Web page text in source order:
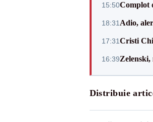
15:50Complot
18:31 Adio,
17:31Cristi
16:39
Distribuie